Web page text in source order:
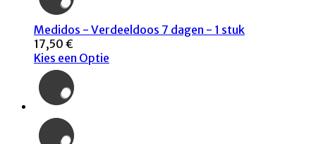
Medidos - Verdeeldoos 7 dagen - 1 stuk
17,50 €
Kies een Optie